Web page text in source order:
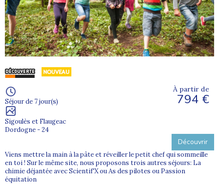
Séjour de 7 jour(s)
Sigoulès et Flaugeac
Dordogne - 24
À partir de
794 €
Découvrir
Viens mettre la main à la pâte et réveiller le petit chef qui sommeille
en toi ! Sur le même site, nous proposons trois autres séjours: La
chimie déjantée avec Scientif'X ou As des pilotes ou Passion
équitation